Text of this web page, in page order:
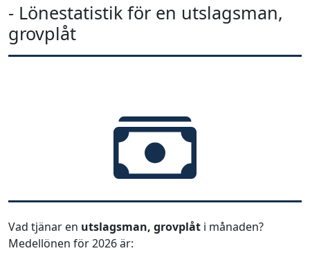
- Lönestatistik för en utslagsman,
grovplåt
Vad tjänar en utslagsman, grovplåt i månaden?
Medellönen för 2026 är: